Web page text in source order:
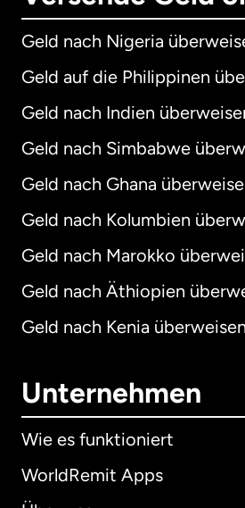
Geld nach Nigeria
Geld auf die Philippinen
Geld nach Indien
Geld nach Simbabwe
Geld nach Ghana
Geld nach Kolumbien
Geld nach Marokko
Geld nach Äthiopien
Geld nach Kenia überweisen
Unternehmen
Wie es funktioniert
WorldRemit Apps